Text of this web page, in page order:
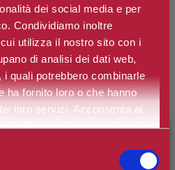
dei social media e per
Condividiamo inoltre
utilizza il nostro sito con i
di analisi dei dati web,
quali potrebbero combinarle
ha fornito loro o che hanno
loro servizi. Acconsenta ai
utilizzare il nostro sito web.
BIOTHERM
WATERLOVER SUN MIST SPF 30
€37,10 €29,68